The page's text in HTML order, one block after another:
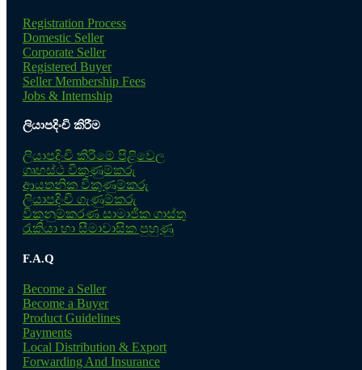
Registration Process
Domestic Seller
Corporate Seller
Registered Buyer
Seller Membership Fees
Jobs & Internship
ලියාපදිංචි කිරීම
ලියාපදිංචි කිරීමේ පිළිවෙල
ගෘහස්ථ විකුණුම්කරු
ආයතනික විකුණුම්කරු
ලියාපදිංචි ගැණුම්කරු
විකුනුම්කරණ සාමාජික ගාස්තු
රැකියා හා සීමාවාසික පුහුණු
F.A.Q
Become a Seller
Become a Buyer
Product Guidelines
Payments
Local Distribution & Export
Forwarding And Insurance